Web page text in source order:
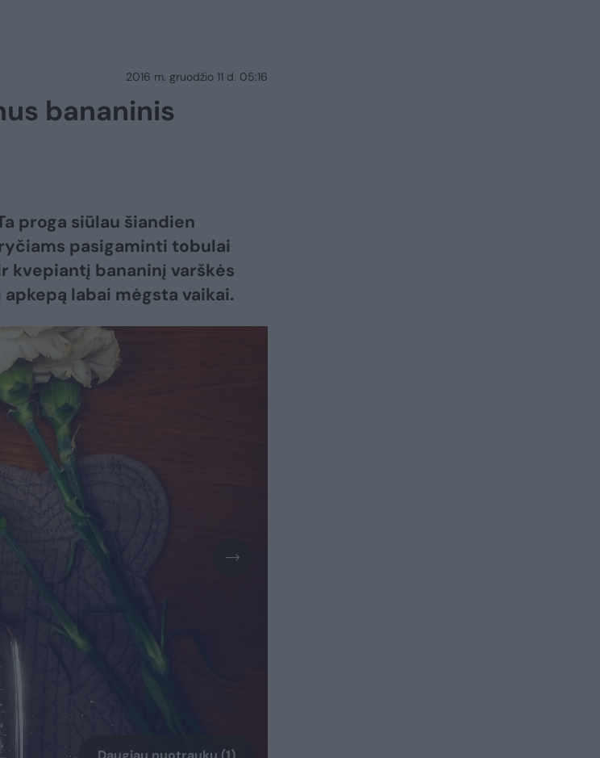
2016 m. gruodžio 11 d. 05:16
bananinis
proga siūlau šiandien
pasigaminti tobulai
kvepiantį bananinį varškės
labai mėgsta vaikai.